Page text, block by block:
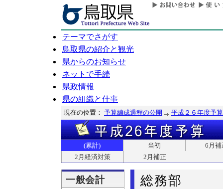
テーマでさがす
鳥取県の紹介と観光
県からのお知らせ
ネットで手続
県政情報
県の組織と仕事
現在の位置： 予算編成過程の公開 平成２６年度予算
(累計) 当初
6月補
2月経済対策
2月補正
一般会計 総務部